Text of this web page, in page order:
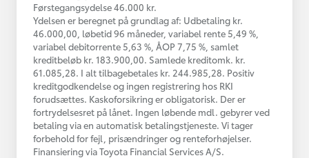
Førstegangsydelse 46.000 kr.
Ydelsen er beregnet på grundlag af: Udbetaling kr.
46.000,00, løbetid 96 måneder, variabel rente 5,49 %,
variabel debitorrente 5,63 %, ÅOP 7,75 %, samlet
kreditbeløb kr. 183.900,00. Samlede kreditomk. kr.
61.085,28. I alt tilbagebetales kr. 244.985,28. Positiv
kreditgodkendelse og ingen registrering hos RKI
forudsættes. Kaskoforsikring er obligatorisk. Der er
fortrydelsesret på lånet. Ingen løbende mdl. gebyrer ved
betaling via en automatisk betalingstjeneste. Vi tager
forbehold for fejl, prisændringer og renteforhøjelser.
Finansiering via Toyota Financial Services A/S.